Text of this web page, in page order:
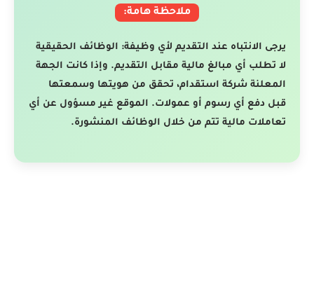
ملاحظة هامة:
يرجى الانتباه عند التقديم لأي وظيفة: الوظائف الحقيقية
لا تطلب أي مبالغ مالية مقابل التقديم. وإذا كانت الجهة
المعلنة شركة استقدام، تحقق من هويتها وسمعتها
قبل دفع أي رسوم أو عمولات. الموقع غير مسؤول عن أي
تعاملات مالية تتم من خلال الوظائف المنشورة.